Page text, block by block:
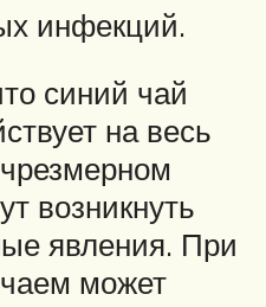
инфекций.
синий чай
на весь
возникнуть
явления. При
может